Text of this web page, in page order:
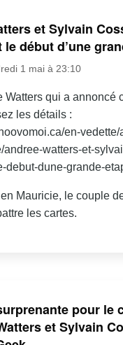
et Sylvain
début d’une
1 mai à 23:10
Watters qui a annoncé
les détails :
en-
andree-watters-et-
debut-dune-grande-
Mauricie, le couple
les cartes.
pour le
et Sylvain